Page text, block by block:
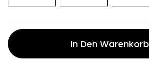
In Den Warenkorb